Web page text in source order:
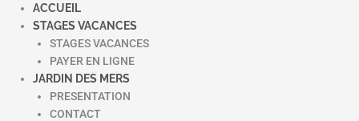
ACCUEIL
STAGES VACANCES
STAGES VACANCES
PAYER EN LIGNE
JARDIN DES MERS
PRESENTATION
CONTACT